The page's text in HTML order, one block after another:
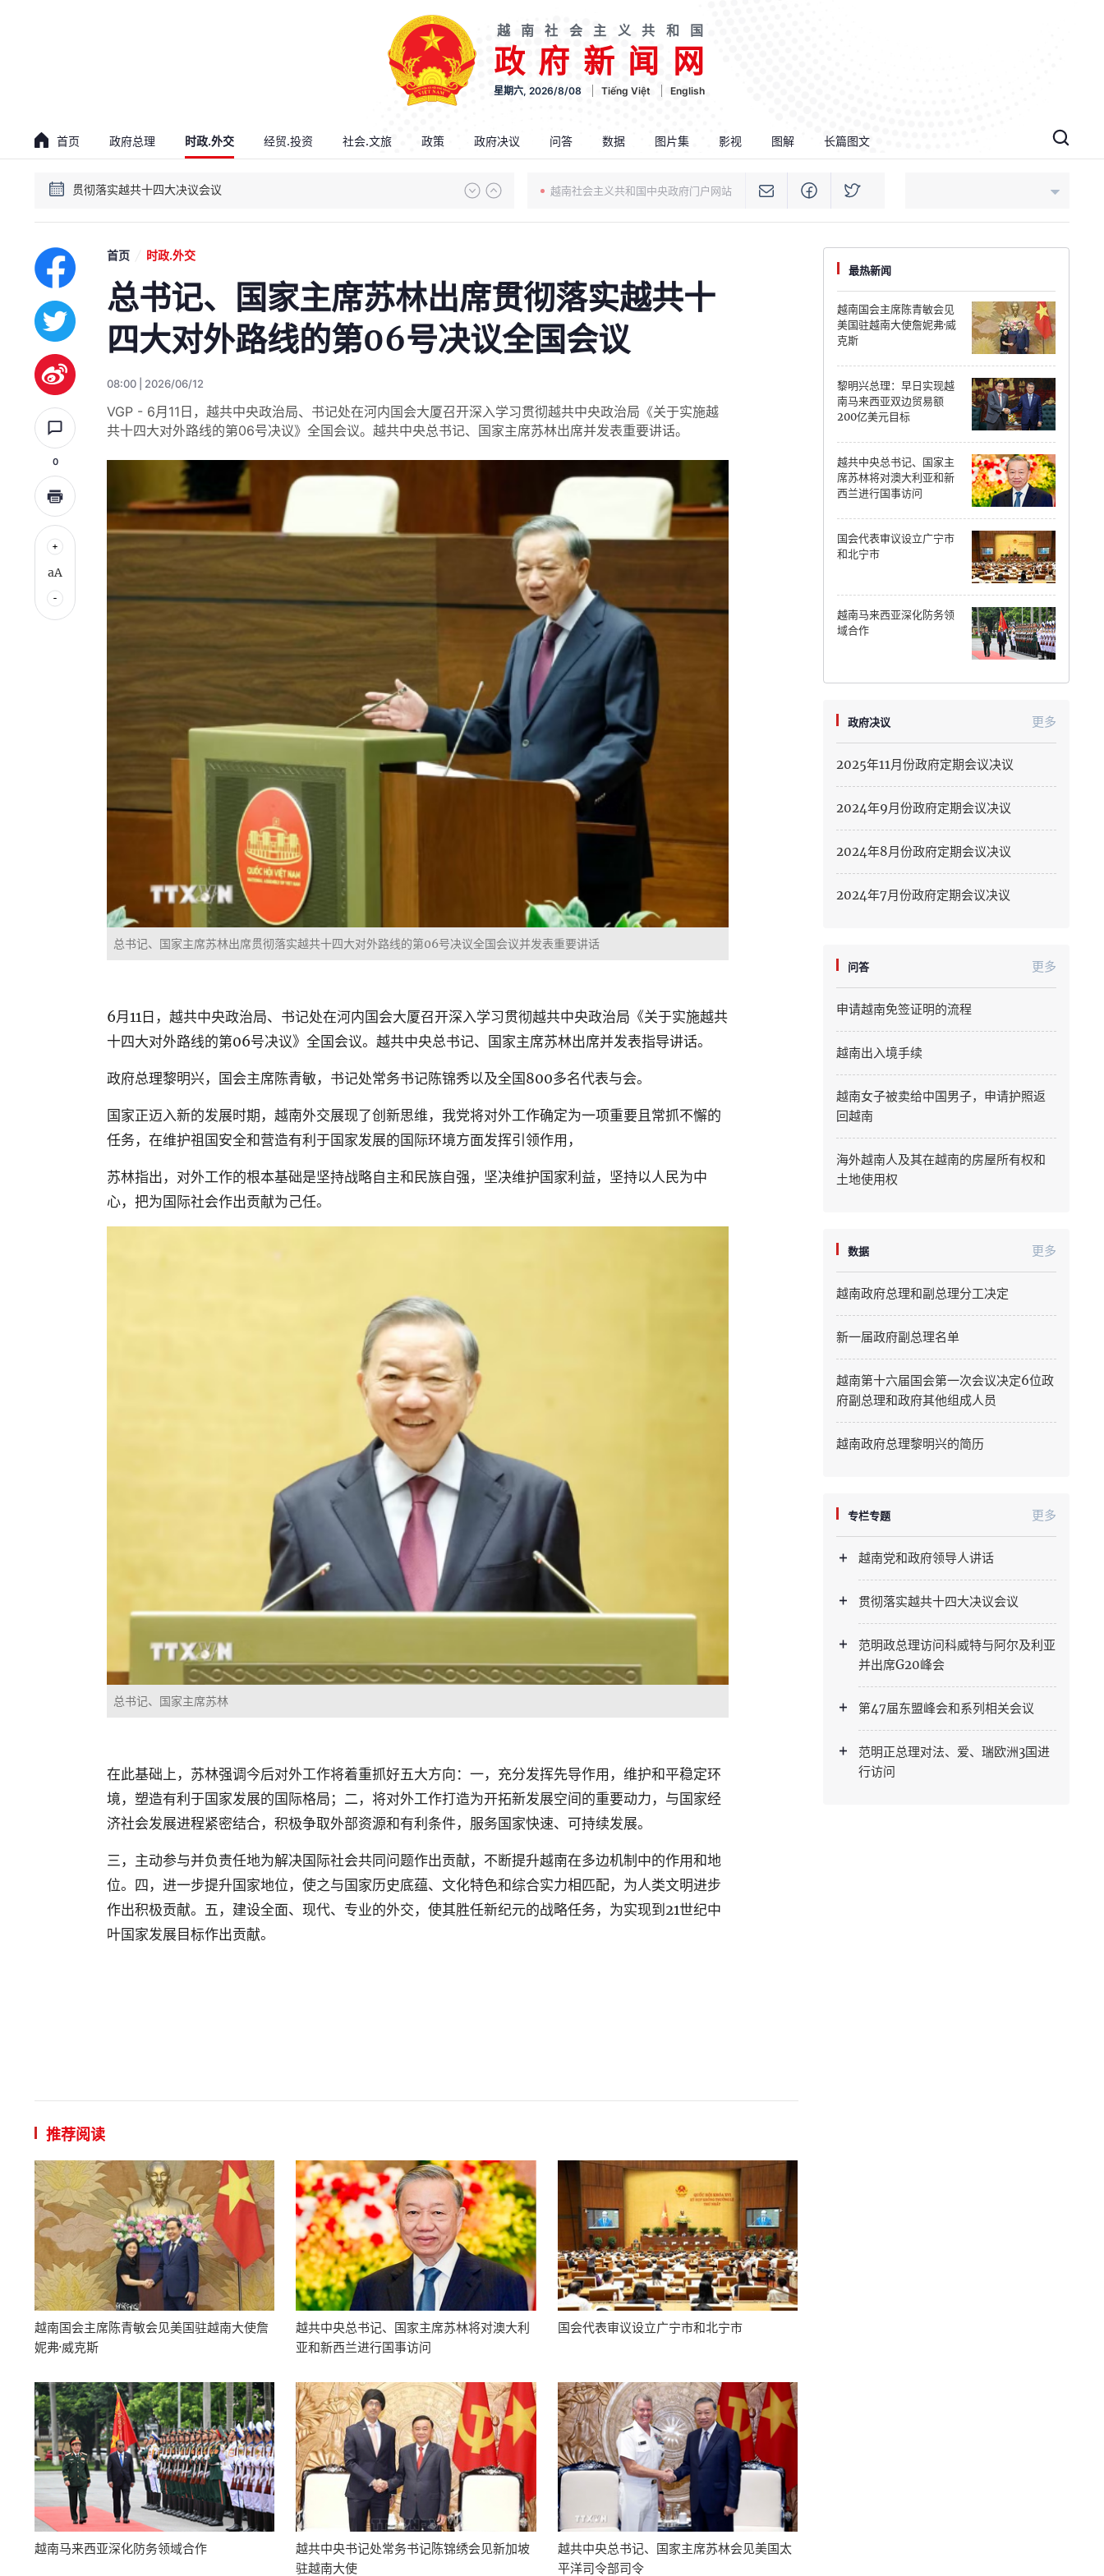
越南社会主义共和国
政府新闻网
星期六, 2026/8/08 Tiếng Việt English
首页 政府总理 时政.外交 经贸.投资 社会.文旅 政策 政府决议 问答 数据 图片集 影视 图解 长篇图文
贯彻落实越共十四大决议会议
越南党和政府领导人讲话 越南社会主义共和国中央政府门户网站
Bac Ninh
Cao Bang
Can Tho
Da Nang
Dak Lak
Dong Nai
Gia Lai
Ho Chi Minh
Hai Phong
Lai Chau
Lao Cai
Ninh Binh
Quang Ngai
Quang Ninh
Quang Tri
Thua Thien Hue
Tay Ninh
Vinh Long
0
aA
首页 时政.外交
总书记、国家主席苏林出席贯彻落实越共十
四大对外路线的第06号决议全国会议
08:00 | 2026/06/12
VGP - 6月11日，越共中央政治局、书记处在河内国会大厦召开深入学习贯彻越共中央政治局《关于实施越
共十四大对外路线的第06号决议》全国会议。越共中央总书记、国家主席苏林出席并发表重要讲话。
总书记、国家主席苏林出席贯彻落实越共十四大对外路线的第06号决议全国会议并发表重要讲话
6月11日，越共中央政治局、书记处在河内国会大厦召开深入学习贯彻越共中央政治局《关于实施越共
十四大对外路线的第06号决议》全国会议。越共中央总书记、国家主席苏林出席并发表指导讲话。
政府总理黎明兴，国会主席陈青敏，书记处常务书记陈锦秀以及全国800多名代表与会。
国家正迈入新的发展时期，越南外交展现了创新思维，我党将对外工作确定为一项重要且常抓不懈的
任务，在维护祖国安全和营造有利于国家发展的国际环境方面发挥引领作用，
苏林指出，对外工作的根本基础是坚持战略自主和民族自强，坚决维护国家利益，坚持以人民为中
心，把为国际社会作出贡献为己任。
总书记、国家主席苏林
在此基础上，苏林强调今后对外工作将着重抓好五大方向：一，充分发挥先导作用，维护和平稳定环
境，塑造有利于国家发展的国际格局；二，将对外工作打造为开拓新发展空间的重要动力，与国家经
济社会发展进程紧密结合，积极争取外部资源和有利条件，服务国家快速、可持续发展。
‎三，主动参与并负责任地为解决国际社会共同问题作出贡献，不断提升越南在多边机制中的作用和地
位。四，进一步提升国家地位，使之与国家历史底蕴、文化特色和综合实力相匹配，为人类文明进步
作出积极贡献。五，建设全面、现代、专业的外交，使其胜任新纪元的战略任务，为实现到21世纪中
叶国家发展目标作出贡献。
推荐阅读
越南国会主席陈青敏会见美国驻越南大使詹
妮弗·威克斯
越共中央总书记、国家主席苏林将对澳大利
亚和新西兰进行国事访问
国会代表审议设立广宁市和北宁市
越南马来西亚深化防务领域合作
越共中央书记处常务书记陈锦绣会见新加坡
驻越南大使
越共中央总书记、国家主席苏林会见美国太
平洋司令部司令
最热新闻
越南国会主席陈青敏会见
美国驻越南大使詹妮弗·威
克斯
黎明兴总理：早日实现越
南马来西亚双边贸易额
200亿美元目标
越共中央总书记、国家主
席苏林将对澳大利亚和新
西兰进行国事访问
国会代表审议设立广宁市
和北宁市
越南马来西亚深化防务领
域合作
政府决议 更多
2025年11月份政府定期会议决议
2024年9月份政府定期会议决议
2024年8月份政府定期会议决议
2024年7月份政府定期会议决议
问答 更多
申请越南免签证明的流程
越南出入境手续
越南女子被卖给中国男子，申请护照返
回越南
海外越南人及其在越南的房屋所有权和
土地使用权
数据 更多
越南政府总理和副总理分工决定
新一届政府副总理名单
越南第十六届国会第一次会议决定6位政
府副总理和政府其他组成人员
越南政府总理黎明兴的简历
专栏专题 更多
越南党和政府领导人讲话
贯彻落实越共十四大决议会议
范明政总理访问科威特与阿尔及利亚
并出席G20峰会
第47届东盟峰会和系列相关会议
范明正总理对法、爱、瑞欧洲3国进
行访问